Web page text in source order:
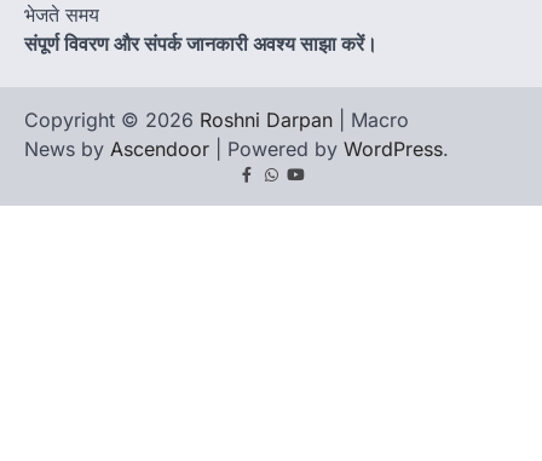
भेजते समय
संपूर्ण विवरण और संपर्क जानकारी अवश्य साझा करें।
Copyright © 2026 Roshni Darpan | Macro
News by Ascendoor | Powered by WordPress.
Facebook
Whatsapp
youtube